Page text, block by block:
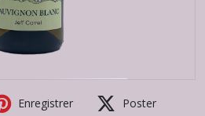
Enregistrer Poster